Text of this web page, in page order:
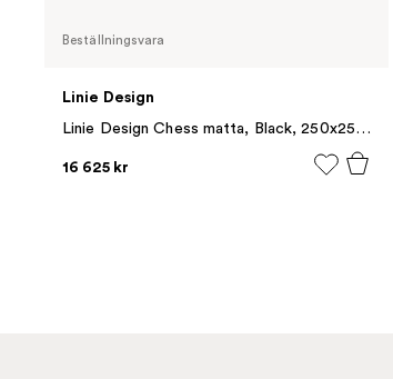
Beställningsvara
Linie Design
Linie Design Chess matta, Black, 250x250 cm
16 625 kr